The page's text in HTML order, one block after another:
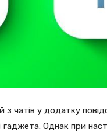
з чатів у додатку
Однак при